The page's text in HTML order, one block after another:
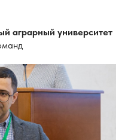
аграрный университет